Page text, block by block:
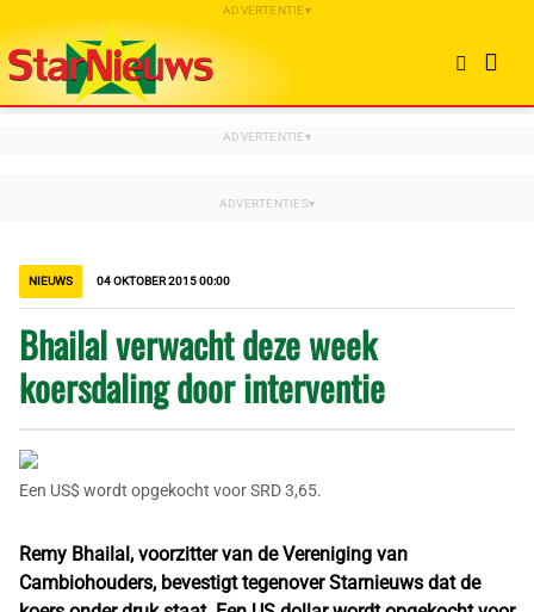
NIEUWS 04 OKTOBER 2015 00:00
Bhailal verwacht deze week
koersdaling door interventie
Een US$ wordt opgekocht voor SRD 3,65.
Remy Bhailal, voorzitter van de Vereniging van
Cambiohouders, bevestigt tegenover Starnieuws dat de